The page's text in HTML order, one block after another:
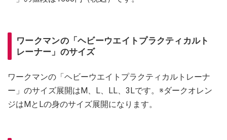
ワークマンの「ヘビーウエイトプラクティカルト
レーナー」のサイズ
ワークマンの「ヘビーウエイトプラクティカルトレーナ
ー」のサイズ展開はM、L、LL、3Lです。※ダークオレン
ジはMとLの身のサイズ展開になります。